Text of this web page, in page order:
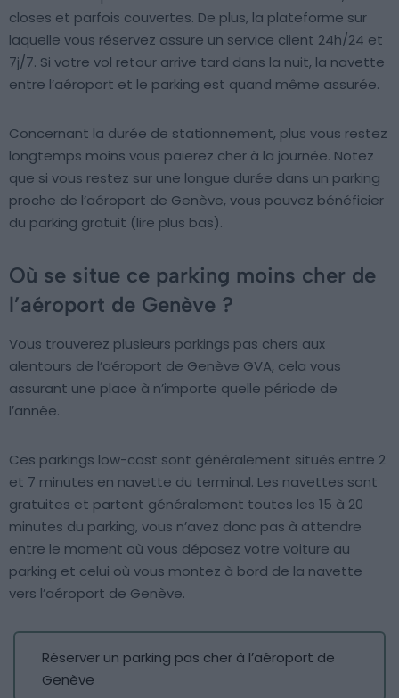
closes et parfois couvertes. De plus, la plateforme sur
laquelle vous réservez assure un service client 24h/24 et
7j/7. Si votre vol retour arrive tard dans la nuit, la navette
entre l’aéroport et le parking est quand même assurée.
Concernant la durée de stationnement, plus vous restez
longtemps moins vous paierez cher à la journée. Notez
que si vous restez sur une longue durée dans un parking
proche de l’aéroport de Genève, vous pouvez bénéficier
du parking gratuit (lire plus bas).
Où se situe ce parking moins cher de
l’aéroport de Genève ?
Vous trouverez plusieurs parkings pas chers aux
alentours de l’aéroport de Genève GVA, cela vous
assurant une place à n’importe quelle période de
l’année.
Ces parkings low-cost sont généralement situés entre 2
et 7 minutes en navette du terminal. Les navettes sont
gratuites et partent généralement toutes les 15 à 20
minutes du parking, vous n’avez donc pas à attendre
entre le moment où vous déposez votre voiture au
parking et celui où vous montez à bord de la navette
vers l’aéroport de Genève.
Réserver un parking pas cher à l’aéroport de
Genève